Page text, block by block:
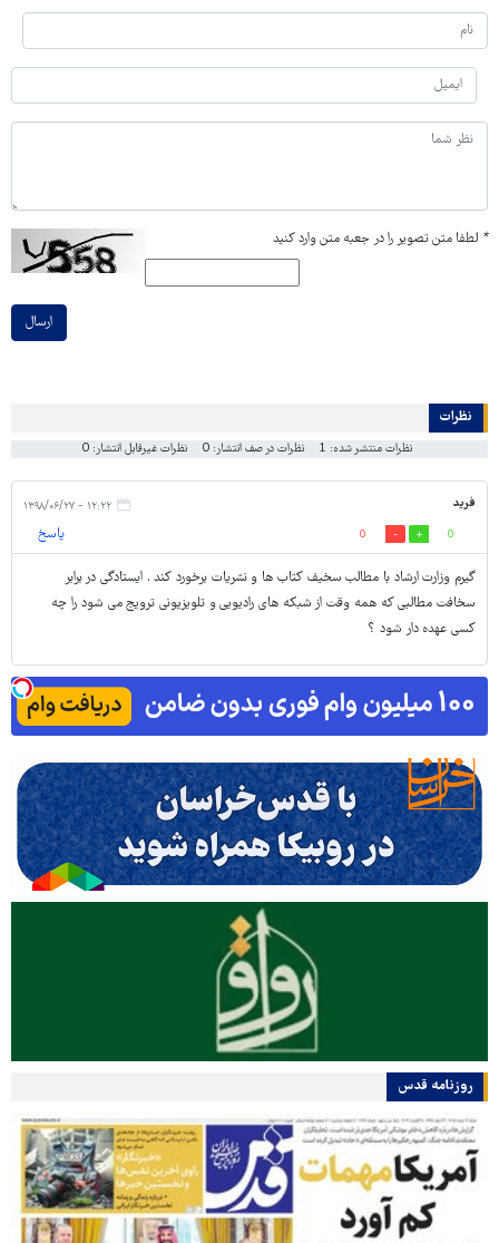
* لطفا متن تصویر را در جعبه متن وارد کنید
ارسال
نظرات
نظرات منتشر شده: 1 نظرات در صف انتشار: 0 نظرات غیرقابل انتشار: 0
فرید ۱۲:۲۲ - ۱۳۹۸/۰۶/۲۷
0
0 پاسخ
گیرم وزارت ارشاد با مطالب سخیف کتاب ها و نشریات برخورد کند . ایستادگی در برابر
سخافت مطالبی که همه وقت از شبکه های رادیویی و تلویزیونی ترویج می شود را چه
کسی عهده دار شود ؟
روزنامه قدس